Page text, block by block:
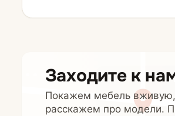
Заходите к
Покажем мебель вживую,
расскажем про модели.